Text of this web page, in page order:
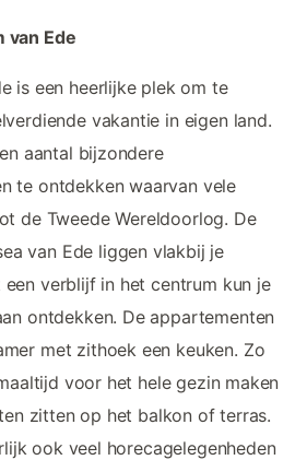
van Ede
is een heerlijke plek om te
vakantie in eigen land.
aantal bijzondere
te ontdekken waarvan vele
de Tweede Wereldoorlog. De
van Ede liggen vlakbij je
verblijf in het centrum kun je
ontdekken. De appartementen
met zithoek een keuken. Zo
voor het hele gezin maken
zitten op het balkon of terras.
ook veel horecagelegenheden